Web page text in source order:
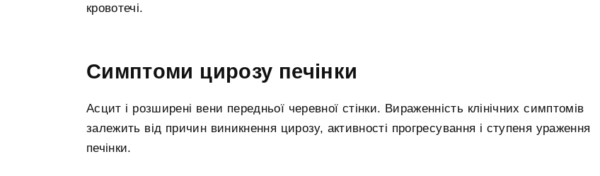
кровотечі.
Симптоми цирозу печінки
Асцит і розширені вени передньої черевної стінки. Вираженність клінічних симптомів
залежить від причин виникнення цирозу, активності прогресування і ступеня ураження
печінки.